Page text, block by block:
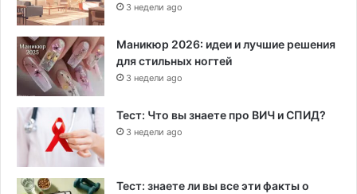
3 недели ago
Маникюр 2026: идеи и лучшие решения
для стильных ногтей
3 недели ago
Тест: Что вы знаете про ВИЧ и СПИД?
3 недели ago
Тест: знаете ли вы все эти факты о